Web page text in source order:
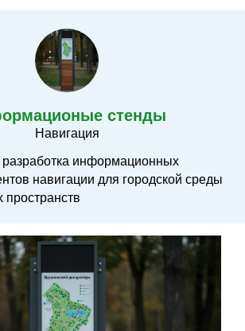
стенды
Навигация
разработка информационных
навигации для городской среды